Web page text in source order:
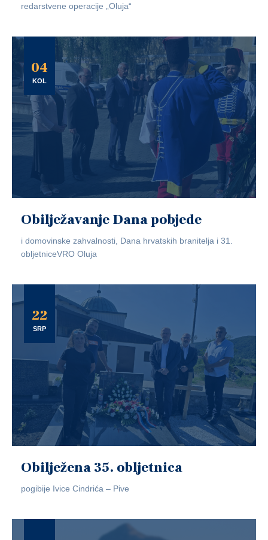
redarstvene operacije „Oluja“
04
KOL
Obilježavanje Dana pobjede
i domovinske zahvalnosti, Dana hrvatskih branitelja i 31.
obljetniceVRO Oluja
22
SRP
Obilježena 35. obljetnica
pogibije Ivice Cindrića – Pive